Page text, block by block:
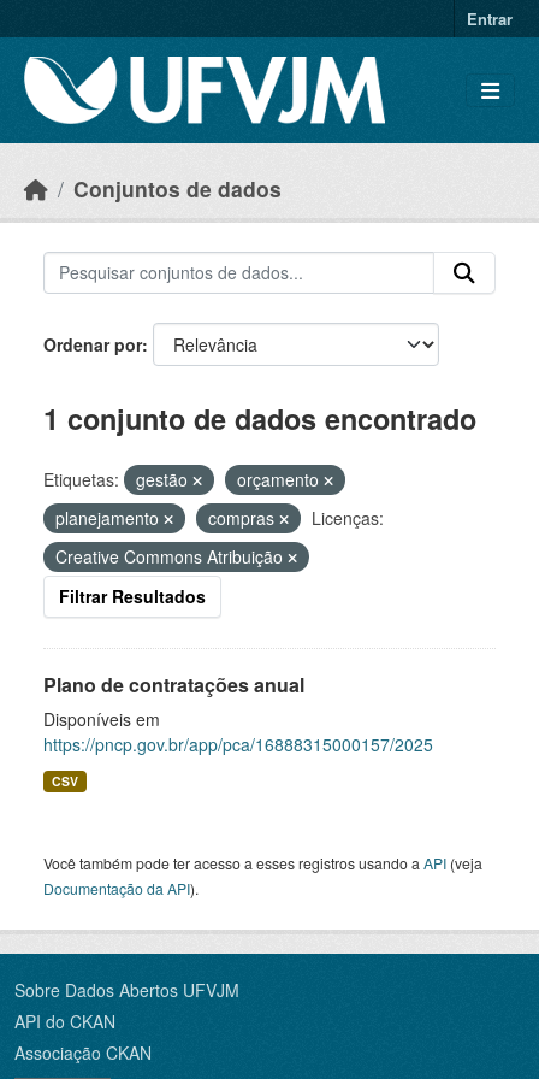
Entrar
Conjuntos de dados
Ordenar por
1 conjunto de dados encontrado
Etiquetas: gestão
orçamento
planejamento
compras
Licenças:
Creative Commons Atribuição
Filtrar Resultados
Plano de contratações anual
Disponíveis em
https://pncp.gov.br/app/pca/16888315000157/2025
CSV
Você também pode ter acesso a esses registros usando a API (veja
Documentação da API).
Sobre Dados Abertos UFVJM
API do CKAN
Associação CKAN